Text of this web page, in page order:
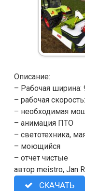
Описание:
– Рабочая ширина:
– рабочая
– необходимая
– анимация ПТО
– светотехника,
– моющийся
– отчет чистые
автор meistro, Jan
СКАЧАТЬ